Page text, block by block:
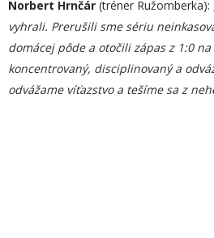
Norbert Hrnčár (tréner Ružomberka):
vyhrali. Prerušili sme sériu
domácej pôde a otočili zápas z 1:0
koncentrovaný, disciplinovaný a
odvážame víťazstvo a tešíme sa z